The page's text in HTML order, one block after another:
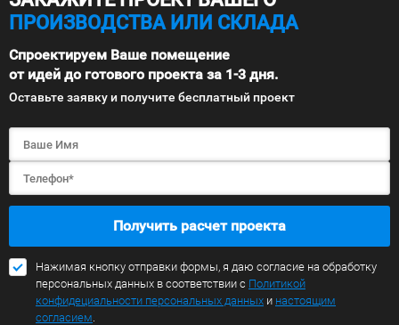
ПРОИЗВОДСТВА ИЛИ СКЛАДА
Спроектируем Ваше помещение
от идей до готового проекта за 1-3 дня.
Оставьте заявку и получите бесплатный проект
Получить расчет проекта
Нажимая кнопку отправки формы, я даю согласие на обработку
персональных данных в соответствии с Политикой
конфидециальности персональных данных и настоящим
согласием